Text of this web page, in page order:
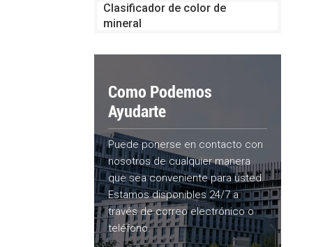
Clasificador de color de
mineral
Como Podemos
Ayudarte
Puede ponerse en contacto con
nosotros de cualquier manera
que sea conveniente para usted.
Estamos disponibles 24/7 a
través de correo electrónico o
teléfono.